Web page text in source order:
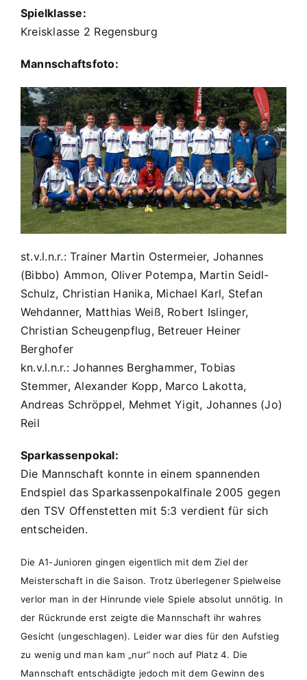
Spielklasse:
Kreisklasse 2 Regensburg
Mannschaftsfoto:
st.v.l.n.r.: Trainer Martin Ostermeier, Johannes
(Bibbo) Ammon, Oliver Potempa, Martin Seidl-
Schulz, Christian Hanika, Michael Karl, Stefan
Wehdanner, Matthias Weiß, Robert Islinger,
Christian Scheugenpflug, Betreuer Heiner
Berghofer
kn.v.l.n.r.: Johannes Berghammer, Tobias
Stemmer, Alexander Kopp, Marco Lakotta,
Andreas Schröppel, Mehmet Yigit, Johannes (Jo)
Reil
Sparkassenpokal:
Die Mannschaft konnte in einem spannenden
Endspiel das Sparkassenpokalfinale 2005 gegen
den TSV Offenstetten mit 5:3 verdient für sich
entscheiden.
Die A1-Junioren gingen eigentlich mit dem Ziel der
Meisterschaft in die Saison. Trotz überlegener Spielweise
verlor man in der Hinrunde viele Spiele absolut unnötig. In
der Rückrunde erst zeigte die Mannschaft ihr wahres
Gesicht (ungeschlagen). Leider war dies für den Aufstieg
zu wenig und man kam „nur“ noch auf Platz 4. Die
Mannschaft entschädigte jedoch mit dem Gewinn des